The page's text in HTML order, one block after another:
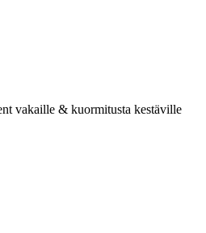
vakaille & kuormitusta kestäville